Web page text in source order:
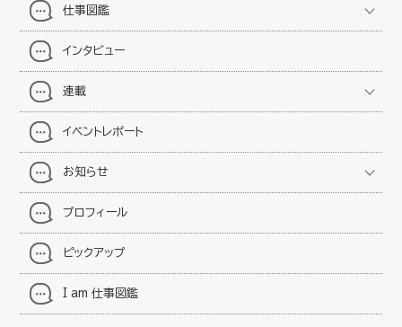
仕事図鑑
インタビュー
連載
イベントレポート
お知らせ
プロフィール
ピックアップ
I am 仕事図鑑